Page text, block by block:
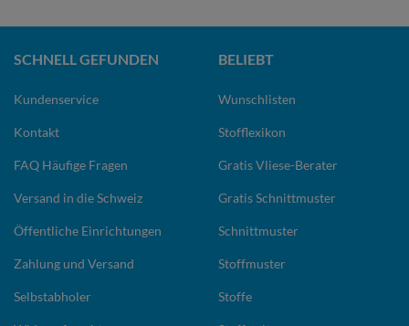
SCHNELL GEFUNDEN
Kundenservice
Kontakt
FAQ Häufige Fragen
Versand in die Schweiz
Öffentliche Einrichtungen
Zahlung und Versand
Selbstabholer
BELIEBT
Wunschlisten
Stofflexikon
Gratis Vliese-Berater
Gratis Schnittmuster
Schnittmuster
Stoffmuster
Stoffe